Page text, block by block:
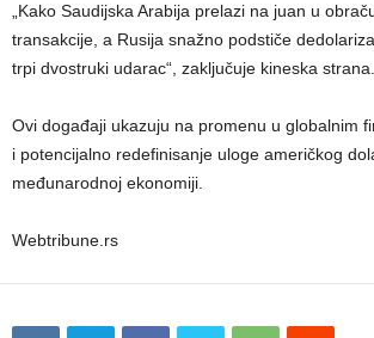
„Kako Saudijska Arabija prelazi na juan u
transakcije, a Rusija snažno podstiče
trpi dvostruki udarac“, zaključuje kineska strana.
Ovi događaji ukazuju na promenu u globalnim
i potencijalno redefinisanje uloge američkog
međunarodnoj ekonomiji.
Webtribune.rs